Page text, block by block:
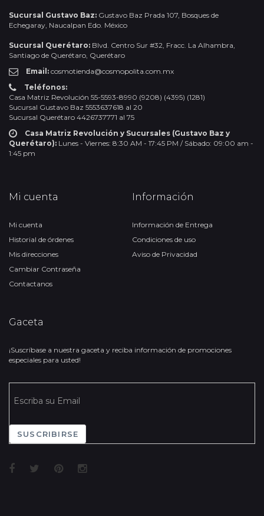
Sucursal Gustavo Baz: Gustavo Baz Prada 107, Bosques de
Echegaray, Naucalpan Edo. México
Sucursal Querétaro: Blvd. Centro Sur #32, Fracc. La Alhambra,
Santiago de Querétaro, Querétaro
Email: cosmotienda@cosmopolita.com.mx
Teléfonos:
Casa Matriz Revolución 55-5593-8990 (9208) (4395) (1281)
Sucursal Gustavo Baz 5553637618 al 20
Sucursal Querétaro 4426737771 al 75
Casa Matriz Revolución y Sucursales (Gustavo Baz y
Querétaro): Lunes - Viernes: 8:30 AM - 17:45 PM / Sábado: 09:00 am -
1:45 pm
Mi cuenta
Mi cuenta
Historial de órdenes
Mis direcciones
Cambiar Contraseña
Contactanos
Información
Información de Entrega
Condiciones de uso
Aviso de Privacidad
Gaceta
¡Suscríbase a nuestra gaceta y reciba información de promociones
especiales para usted!
SUSCRIBIRSE